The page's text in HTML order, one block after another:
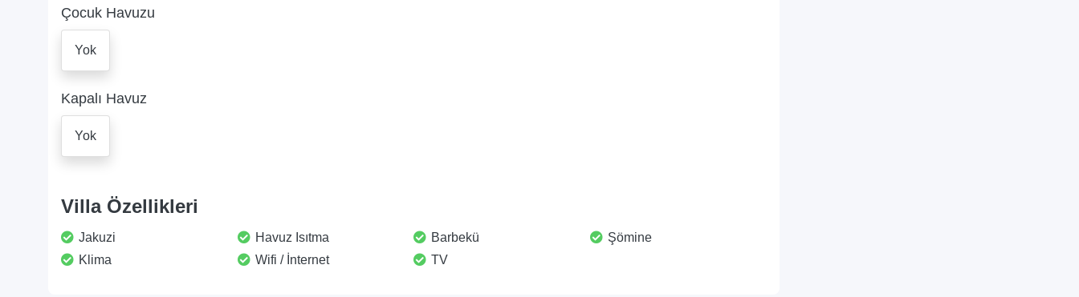
Çocuk Havuzu
Yok
Kapalı Havuz
Yok
Villa Özellikleri
Jakuzi Havuz Isıtma Barbekü
Şömine
Klima
Wifi / İnternet TV